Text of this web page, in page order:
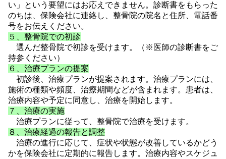
い」という要望にはお応えできません。診断書をもらった
のちは、保険会社に連絡し、整骨院の院名と住所、電話番
号をお伝えください。
５、整骨院での初診
選んだ整骨院で初診を受けます。（※医師の診断書をご
持参ください）
６、治療プランの提案
初診後、治療プランが提案されます。治療プランには、
施術の種類や頻度、治療期間などが含まれます。患者は、
治療内容や予定に同意し、治療を開始します。
７、治療の実施
治療プランに従って、整骨院で治療を受けます。
８、治療経過の報告と調整
治療の進行に応じて、症状や状態が改善しているかどう
かを保険会社に定期的に報告します。治療内容やスケジュ